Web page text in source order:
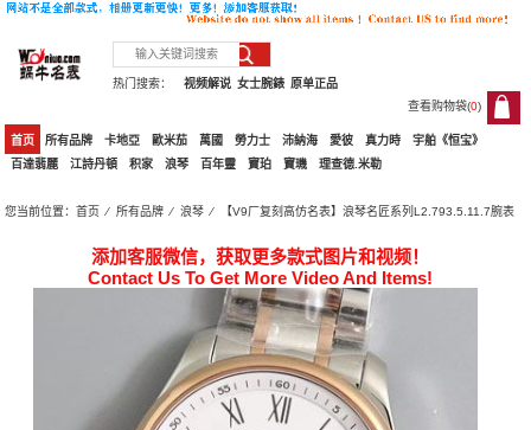
热门搜索： 原单正品
女士腕錶
视频解说
查看购物袋(0)
0
首页 所有品牌 卡地亞 歐米茄 萬國 勞力士 沛納海 愛彼 真力時
宇舶《恒宝》
百達翡麗
江詩丹頓 积家 浪琴 百年靈 寶珀 寶璣 理查德.米勒
您当前位置：首页 ⁄所有品牌 ⁄浪琴 ⁄ 【V9厂复刻高仿名表】浪琴名匠系列L2.793.5.11.7腕表
添加客服微信，获取更多款式图片和视频！
Contact Us To Get More Video And Items!